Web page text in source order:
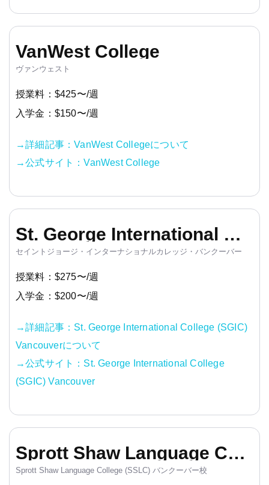
VanWest College
ヴァンウェスト
授業料：$425〜/週
入学金：$150〜/週
→詳細記事：VanWest Collegeについて
→公式サイト：VanWest College
St. George International College (SGIC) Vancouver
セイントジョージ・インターナショナルカレッジ・バンクーバー
授業料：$275〜/週
入学金：$200〜/週
→詳細記事：St. George International College (SGIC)
Vancouverについて
→公式サイト：St. George International College
(SGIC) Vancouver
Sprott Shaw Language College (SSLC) Vancouver
Sprott Shaw Language College (SSLC) バンクーバー校